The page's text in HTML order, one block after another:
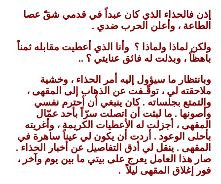
إذن فالحذاء الذي كان عبداً في قدمي شقّ عصا
الطاعة ، وأعلن الحرب ضدي .
ولكن لماذا ولماذا ؟ وأنا الذي أعطيت مقابله ثمناً
باهظاً ، وبذلت له فائق عنايتي ؟ ..
وبانتظار ما سيؤول إليه أمر الحذاء ، وخشية
ملاحقته لي ، توقّـفت عن الذهاب إلى المقهى ،
والتمتع بجلساته . كان ينبغي أن أحترم نفسي
وأصونها . ما لبثت أن اتصلت سرّاً بأحد عمّال
المقهى ، أجزلت له الأعطيات الكريمة ، وأغريته
بأحلى الوعود . أردت أن يكون لي عيناً ساهرة في
المقهى . ينقل لي أدق التفاصيل عن أخبار الحذاء .
صار هذا العامل يعرج على بيتي ما بين يوم وآخر ،
فور إغلاق المقهى ليلاً .